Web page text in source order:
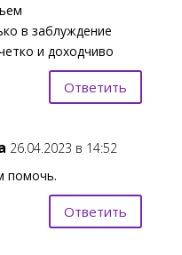
в заблуждение
и доходчиво
Ответить
26.04.2023 в 14:52
помочь.
Ответить